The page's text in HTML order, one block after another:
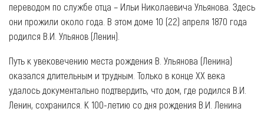
переводом по службе отца – Ильи Николаевича Ульянова. Здесь
они прожили около года. В этом доме 10 (22) апреля 1870 года
родился В.И. Ульянов (Ленин).
Путь к увековечению места рождения В. Ульянова (Ленина)
оказался длительным и трудным. Только в конце XX века
удалось документально подтвердить, что дом, где родился В.И.
Ленин, сохранился. К 100-летию со дня рождения В.И. Ленина